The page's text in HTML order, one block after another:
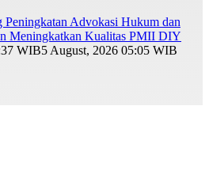
Advokasi Hukum dan
Meningkatkan Kualitas PMII DIY
WIB5 August, 2026 05:05 WIB